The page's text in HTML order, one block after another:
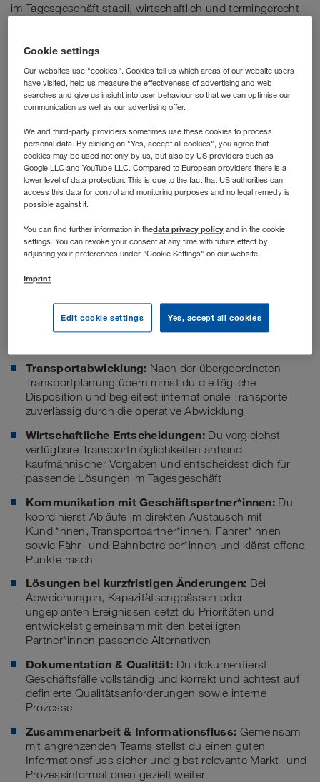
im Tagesgeschäft stabil, wirtschaftlich und termingerecht
Grobplanung und hältst die Abläufe auch dann auf Kurs,
wenn’s dynamisch wird.
Stellenbeschreibung
Deine Aufgaben
Transportabwicklung: Nach der übergeordneten
Transportplanung übernimmst du die tägliche
Disposition und begleitest internationale Transporte
zuverlässig durch die operative Abwicklung
Wirtschaftliche Entscheidungen: Du vergleichst
verfügbare Transportmöglichkeiten anhand
kaufmännischer Vorgaben und entscheidest dich für
passende Lösungen im Tagesgeschäft
Kommunikation mit Geschäftspartner*innen: Du
koordinierst Abläufe im direkten Austausch mit
Kundi*nnen, Transportpartner*innen, Fahrer*innen
sowie Fähr- und Bahnbetreiber*innen und klärst offene
Punkte rasch
Lösungen bei kurzfristigen Änderungen: Bei
Abweichungen, Kapazitätsengpässen oder
ungeplanten Ereignissen setzt du Prioritäten und
entwickelst gemeinsam mit den beteiligten
Partner*innen passende Alternativen
Dokumentation & Qualität: Du dokumentierst
Geschäftsfälle vollständig und korrekt und achtest auf
definierte Qualitätsanforderungen sowie interne
Prozesse
Zusammenarbeit & Informationsfluss: Gemeinsam
mit angrenzenden Teams stellst du einen guten
Informationsfluss sicher und gibst relevante Markt- und
Prozessinformationen gezielt weiter
Cookie settings
Our websites use "cookies". Cookies tell us which areas of our website users
have visited, help us measure the effectiveness of advertising and web
searches and give us insight into user behaviour so that we can optimise our
communication as well as our advertising offer.
We and third-party providers sometimes use these cookies to process
personal data. By clicking on "Yes, accept all cookies", you agree that
cookies may be used not only by us, but also by US providers such as
Google LLC and YouTube LLC. Compared to European providers there is a
lower level of data protection. This is due to the fact that US authorities can
access this data for control and monitoring purposes and no legal remedy is
possible against it.
You can find further information in thedata privacy policy and in the cookie
settings. You can revoke your consent at any time with future effect by
adjusting your preferences under "Cookie Settings" on our website.
Imprint
Edit cookie settings Yes, accept all cookies